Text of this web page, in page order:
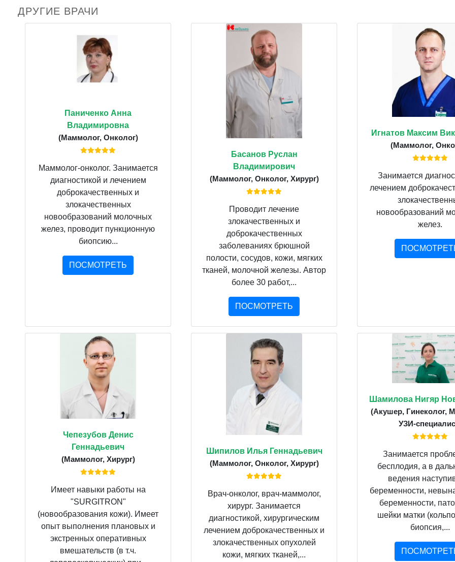
ДРУГИЕ ВРАЧИ
Паниченко Анна
Владимировна
(Маммолог, Онколог)
Маммолог-онколог. Занимается
диагностикой и лечением
доброкачественных и
злокачественных
новообразований молочных
желез, проводит пункционную
биопсию...
ПОСМОТРЕТЬ
Басанов Руслан
Владимирович
(Маммолог, Онколог, Хирург)
Проводит лечение
злокачественных и
доброкачественных
заболеваниях брюшной
полости, сосудов, кожи, мягких
тканей, молочной железы. Автор
более 30 работ,...
ПОСМОТРЕТЬ
Игнатов Максим
(Маммолог,
Занимается
лечением
новообразований
желез.
Чепезубов Денис
Геннадьевич
(Маммолог, Хирург)
Имеет навыки работы на
"SURGITRON"
(новообразования кожи). Имеет
опыт выполнения плановых и
экстренных оперативных
вмешательств (в т.ч.
Шипилов Илья Геннадьевич
(Маммолог, Онколог, Хирург)
Врач-онколог, врач-маммолог,
хирург. Занимается
диагностикой, хирургическим
лечением доброкачественных и
злокачественных опухолей
кожи, мягких тканей,...
Шамилова Нигяр
(Акушер, Гинеколог,
УЗИ-
Занимается
бесплодия, а в
ведения
беременности,
беременности,
шейки матки
биопсия,...